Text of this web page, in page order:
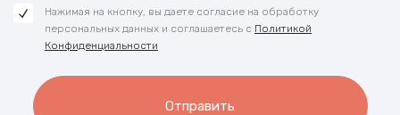
Нажимая на кнопку, вы даете согласие на обработку
персональных данных и соглашаетесь с Политикой
Конфиденциальности
Отправить